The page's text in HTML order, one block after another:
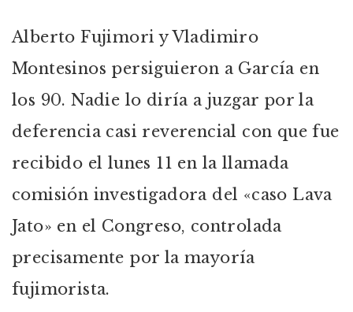
Alberto Fujimori y Vladimiro
Montesinos persiguieron a García en
los 90. Nadie lo diría a juzgar por la
deferencia casi reverencial con que fue
recibido el lunes 11 en la llamada
comisión investigadora del «caso Lava
Jato» en el Congreso, controlada
precisamente por la mayoría
fujimorista.